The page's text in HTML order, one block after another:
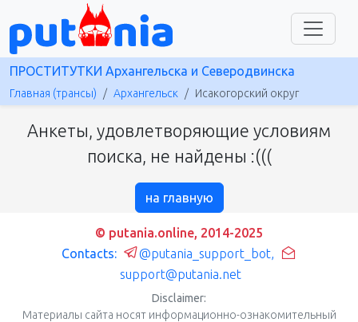
ПРОСТИТУТКИ Архангельска и Северодвинска
Главная (трансы) Архангельск Исакогорский округ
Анкеты, удовлетворяющие условиям
поиска, не найдены :(((
на главную
© putania.online, 2014-2025
Contacts:
@putania_support_bot,
support@putania.net
Disclaimer:
Материалы сайта носят информационно-ознакомительный